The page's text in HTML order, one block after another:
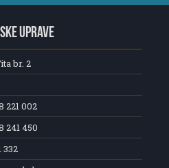
UPRAVE
br. 2
221 002
241 450
332